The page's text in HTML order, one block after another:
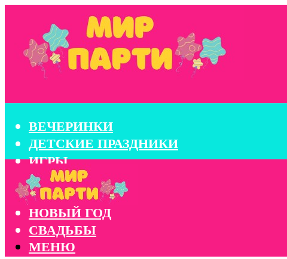
ВЕЧЕРИНКИ
ДЕТСКИЕ ПРАЗДНИКИ
ИГРЫ
КОНКУРСЫ
КОРПОРАТИВЫ
НОВЫЙ ГОД
СВАДЬБЫ
МЕНЮ